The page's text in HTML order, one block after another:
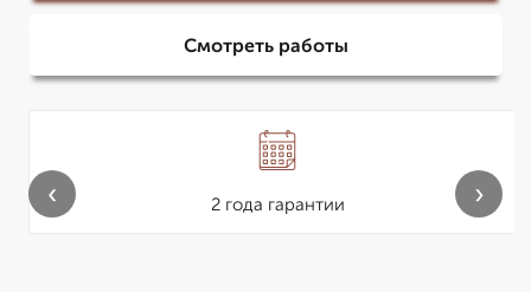
Смотреть работы
2 года гарантии
‹ ›